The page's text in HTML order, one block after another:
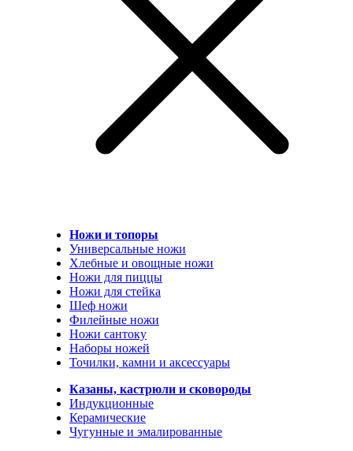
Ножи и топоры
Универсальные ножи
Хлебные и овощные ножи
Ножи для пиццы
Ножи для стейка
Шеф ножи
Филейные ножи
Ножи сантоку
Наборы ножей
Точилки, камни и аксессуары
Казаны, кастрюли и сковороды
Индукционные
Керамические
Чугунные и эмалированные